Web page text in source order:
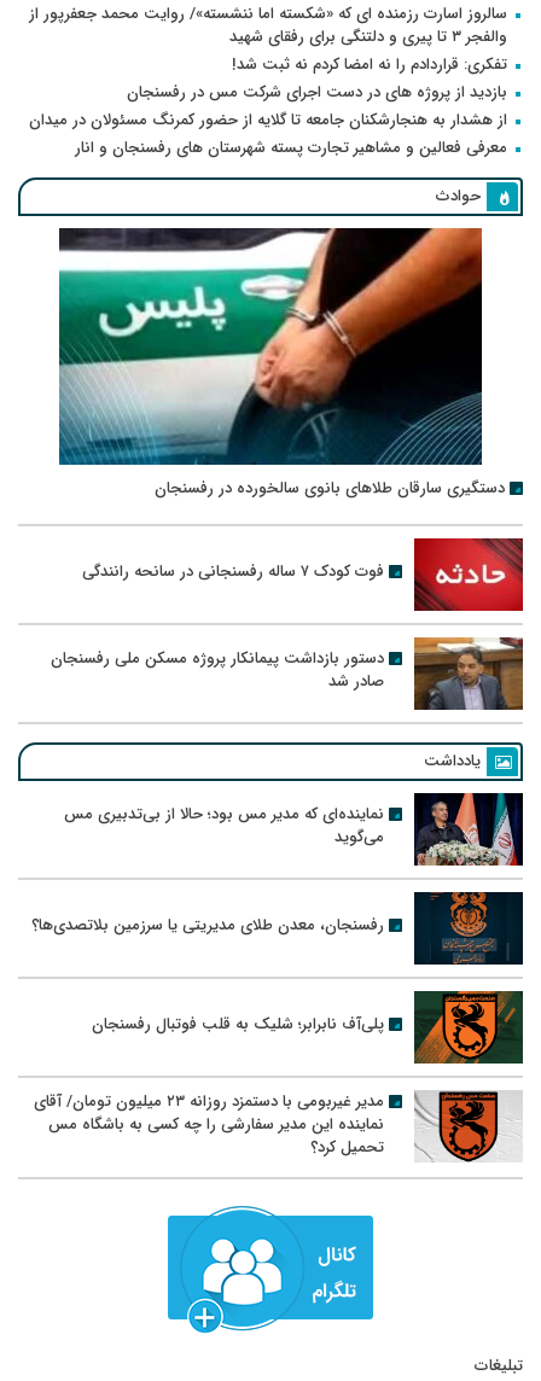
سالروز اسارت رزمنده ای که «شکسته اما ننشسته»/ روایت محمد جعفرپور از
والفجر ۳ تا پیری و دلتنگی برای رفقای شهید
تفکری: قراردادم را نه امضا کردم نه ثبت شد!
بازدید از پروژه های در دست اجرای شرکت مس در رفسنجان
از هشدار به هنجارشکنان جامعه تا گلایه از حضور کمرنگ مسئولان در میدان
معرفی فعالین و مشاهیر تجارت پسته شهرستان های رفسنجان و انار
حوادث
دستگیری سارقان طلاهای بانوی سالخورده در رفسنجان
فوت کودک ۷ ساله رفسنجانی در سانحه رانندگی
دستور بازداشت پیمانکار پروژه مسکن ملی رفسنجان
صادر شد
یادداشت
نماینده‌ای که مدیر مس بود؛ حالا از بی‌تدبیری مس
می‌گوید
رفسنجان، معدن طلای مدیریتی یا سرزمین بلاتصدی‌ها؟
پلی‌آف نابرابر؛ شلیک به قلب فوتبال رفسنجان
مدیر غیربومی با دستمزد روزانه ۲۳ میلیون تومان/ آقای
نماینده این مدیر سفارشی را چه کسی به باشگاه مس
تحمیل کرد؟
تبلیغات